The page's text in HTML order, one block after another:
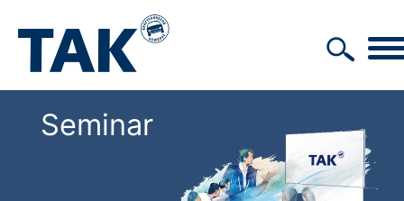
Seminar